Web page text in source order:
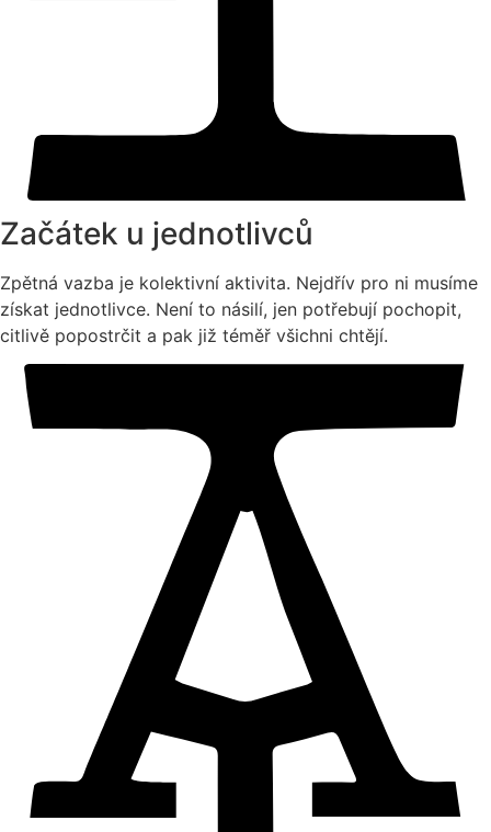
Začátek u jednotlivců
Zpětná vazba je kolektivní aktivita. Nejdřív pro ni musíme
získat jednotlivce. Není to násilí, jen potřebují pochopit,
citlivě popostrčit a pak již téměř všichni chtějí.